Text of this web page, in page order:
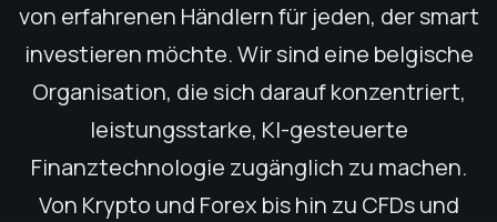
von erfahrenen Händlern für jeden, der smart
investieren möchte. Wir sind eine belgische
Organisation, die sich darauf konzentriert,
leistungsstarke, KI-gesteuerte
Finanztechnologie zugänglich zu machen.
Von Krypto und Forex bis hin zu CFDs und